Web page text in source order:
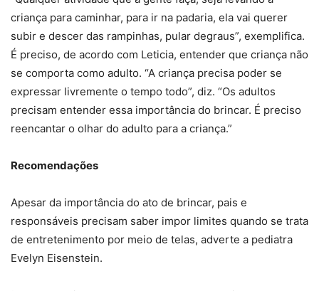
criança para caminhar, para ir na padaria, ela vai querer
subir e descer das rampinhas, pular degraus”, exemplifica.
É preciso, de acordo com Leticia, entender que criança não
se comporta como adulto. “A criança precisa poder se
expressar livremente o tempo todo”, diz. “Os adultos
precisam entender essa importância do brincar. É preciso
reencantar o olhar do adulto para a criança.”
Recomendações
Apesar da importância do ato de brincar, pais e
responsáveis precisam saber impor limites quando se trata
de entretenimento por meio de telas, adverte a pediatra
Evelyn Eisenstein.